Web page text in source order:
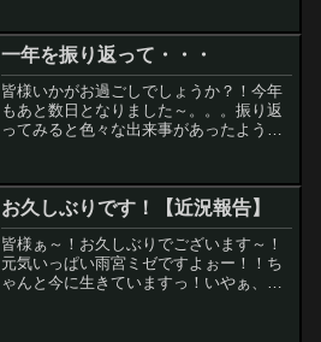
どしか利用していなかったので豹変ぶり
に驚き！店員さん...
一年を振り返って・・・
皆様いかがお過ごしでしょうか？！今年
もあと数日となりました～。。。振り返
ってみると色々な出来事があったような
話がそれてしまった！下記にまとめよう
と思います～！↓↓1月中...
お久しぶりです！【近況報告】
皆様ぁ～！お久しぶりでございます～！
元気いっぱい雨宮ミゼですよぉー！！ち
ゃんと今に生きていますっ！いやぁ、顔